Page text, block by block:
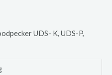
UDS- K, UDS-P,